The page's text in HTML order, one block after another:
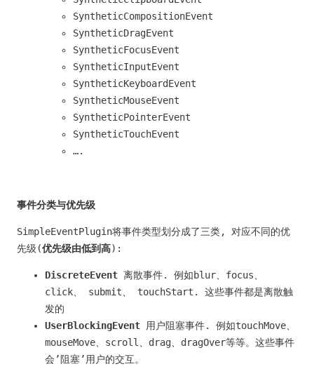
SyntheticCompositionEvent
SyntheticDragEvent
SyntheticFocusEvent
SyntheticInputEvent
SyntheticKeyboardEvent
SyntheticMouseEvent
SyntheticPointerEvent
SyntheticTouchEvent
….
事件分类与优先级
SimpleEventPlugin将事件类型划分成了三类, 对应不同的优
先级(优先级由低到高):
DiscreteEvent 离散事件. 例如blur、focus、
click、 submit、 touchStart. 这些事件都是离散触
发的
UserBlockingEvent 用户阻塞事件. 例如touchMove、
mouseMove、scroll、drag、dragOver等等。这些事件
会’阻塞’用户的交互。